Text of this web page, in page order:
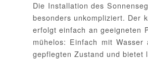
Die Installation des
besonders unkompliziert. Der
erfolgt einfach an geeigneten
mühelos: Einfach mit
gepflegten Zustand und bietet